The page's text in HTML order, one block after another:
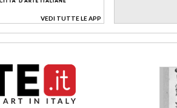
VEDI TUTTE LE APP
>